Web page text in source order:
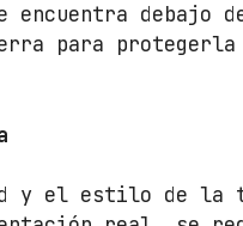
encuentra debajo
para
el estilo de la